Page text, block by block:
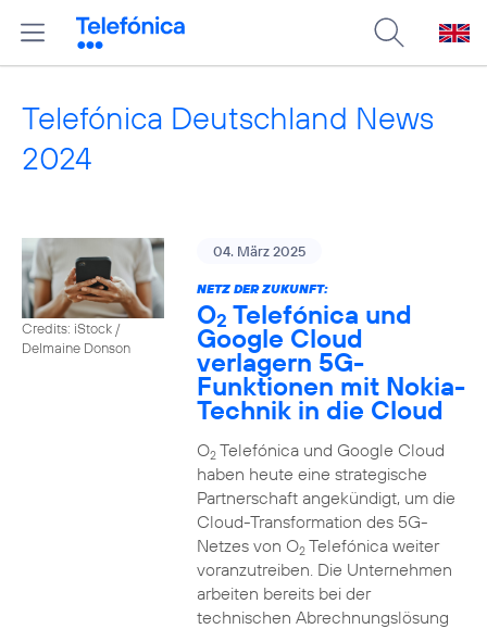
Telefónica Deutschland News
2024
Credits: iStock /
Delmaine Donson
04. März 2025
NETZ DER ZUKUNFT:
O2 Telefónica und
Google Cloud
verlagern 5G-
Funktionen mit Nokia-
Technik in die Cloud
O2Telefónica und Google Cloud
haben heute eine strategische
Partnerschaft angekündigt, um die
Cloud-Transformation des 5G-
Netzes von O2Telefónica weiter
voranzutreiben. Die Unternehmen
arbeiten bereits bei der
technischen Abrechnungslösung